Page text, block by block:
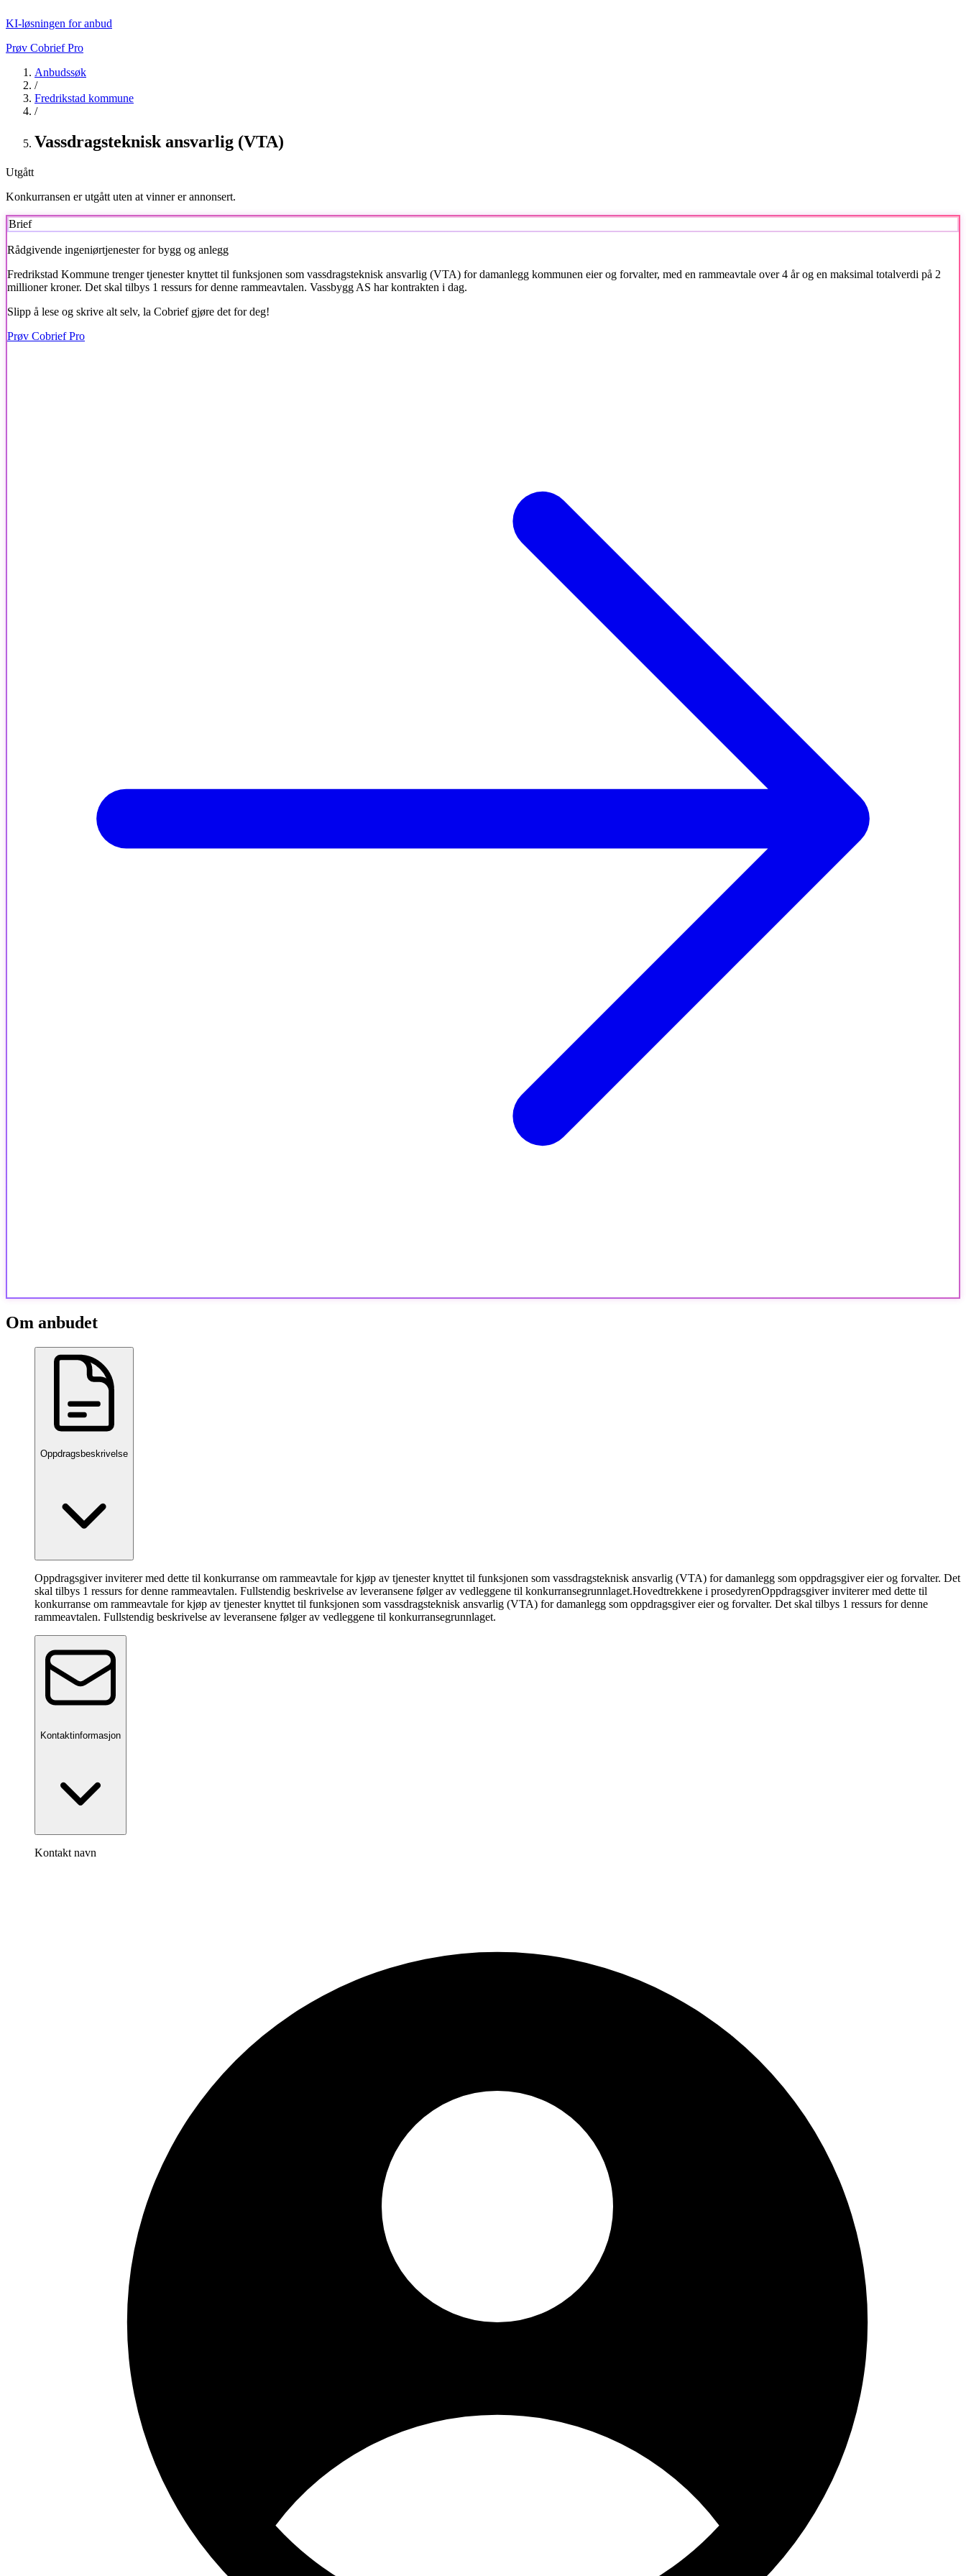
KI-løsningen for anbud
Prøv Cobrief Pro
Anbudssøk
/
Fredrikstad kommune
/
Vassdragsteknisk ansvarlig (VTA)
Utgått
Konkurransen er utgått uten at vinner er annonsert.
Brief
Rådgivende ingeniørtjenester for bygg og anlegg
Fredrikstad Kommune trenger tjenester knyttet til funksjonen som vassdragsteknisk ansvarlig (VTA) for damanlegg kommunen eier og forvalter, med en rammeavtale over 4 år og en maksimal totalverdi på 2
millioner kroner. Det skal tilbys 1 ressurs for denne rammeavtalen. Vassbygg AS har kontrakten i dag.
Slipp å lese og skrive alt selv, la Cobrief gjøre det for deg!
Prøv Cobrief Pro
Om anbudet
Oppdragsbeskrivelse
Oppdragsgiver inviterer med dette til konkurranse om rammeavtale for kjøp av tjenester knyttet til funksjonen som vassdragsteknisk ansvarlig (VTA) for damanlegg som oppdragsgiver eier og forvalter. Det
skal tilbys 1 ressurs for denne rammeavtalen. Fullstendig beskrivelse av leveransene følger av vedleggene til konkurransegrunnlaget.Hovedtrekkene i prosedyrenOppdragsgiver inviterer med dette til
konkurranse om rammeavtale for kjøp av tjenester knyttet til funksjonen som vassdragsteknisk ansvarlig (VTA) for damanlegg som oppdragsgiver eier og forvalter. Det skal tilbys 1 ressurs for denne
rammeavtalen. Fullstendig beskrivelse av leveransene følger av vedleggene til konkurransegrunnlaget.
Kontaktinformasjon
Kontakt navn